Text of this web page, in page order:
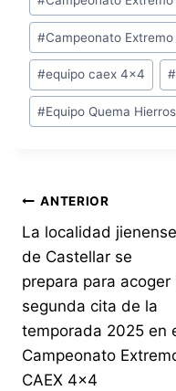
P
O
T
O
M
A
H
I
E
R
L
A
T
E
O
de
la
entrada:
#Campeonato
#equipo caex 4x4 #
#Equipo Quema
Navegación
de
entradas
ANTERIOR
La localidad jienense
de Castellar se
prepara para acoger
segunda cita de la
temporada 2025 en
Campeonato
CAEX 4×4